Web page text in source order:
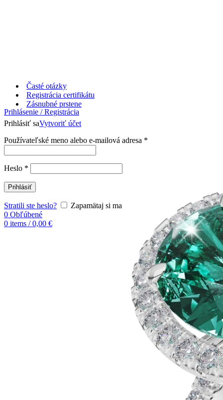
Časté otázky
Registrácia certifikátu
Prihlásenie / Registrácia
Prihlásiť saVytvoriť účet
Používateľské meno alebo e-mailová adresa *
Heslo *
Prihlásiť
Stratili ste heslo?
Zapamätaj si ma
0 Obľúbené
0 items / 0,00 €
Zásnubné prstene